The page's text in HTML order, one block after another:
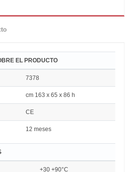
EL PRODUCTO
7378
cm 163 x 65 x 86 h
CE
12 meses
+30 +90°C